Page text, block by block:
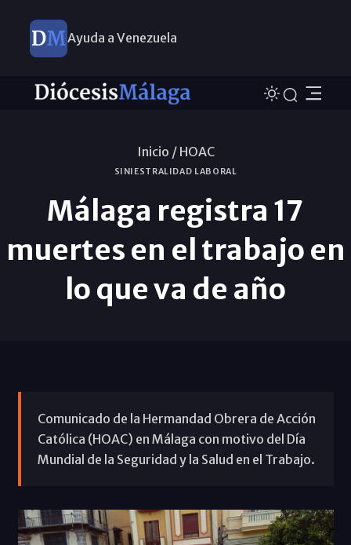
Ayuda a Venezuela
Inicio / HOAC
SINIESTRALIDAD LABORAL
Málaga registra 17
muertes en el trabajo en
lo que va de año
Comunicado de la Hermandad Obrera de Acción
Católica (HOAC) en Málaga con motivo del Día
Mundial de la Seguridad y la Salud en el Trabajo.